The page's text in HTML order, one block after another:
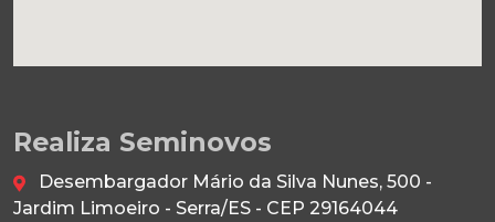
Realiza Seminovos
Desembargador Mário da Silva Nunes, 500 -
Jardim Limoeiro - Serra/ES - CEP 29164044